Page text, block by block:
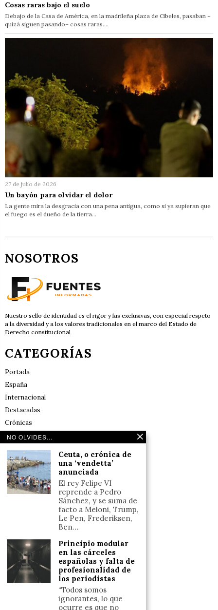
Cosas raras bajo el suelo
Debajo de la Casa de América, en la madrileña plaza de Cibeles, pasaban –
quizá siguen pasando– cosas raras.…
27 de julio de 2026
Un bayón para olvidar el dolor
La gente mira la desgracia con una pena antigua, como si ya supieran que
el fuego es el dueño de la tierra…
NOSOTROS
Nuestro sello de identidad es el rigor y las exclusivas, con especial respeto
a la diversidad y a los valores tradicionales en el marco del Estado de
Derecho constitucional
CATEGORÍAS
Portada
España
Internacional
Destacadas
Crónicas
Noticias de deportes en España
Reflexiones
LINKS
Política de cookies (UE)
Llámanos
+34633110958
NO OLVIDES...
Ceuta, o crónica de
una ‘vendetta’
anunciada
El rey Felipe VI
reprende a Pedro
Sánchez, y se suma de
facto a Meloni, Trump,
Le Pen, Frederiksen,
Ben…
Principio modular
en las cárceles
españolas y falta de
profesionalidad de
los periodistas
“Todos somos
ignorantes, lo que
ocurre es que no